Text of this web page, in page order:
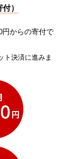
）
円からの寄付で
ト決済に進みま